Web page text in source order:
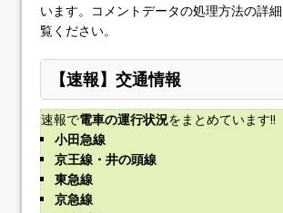
います。 コメントデータの処理方法の詳
覧ください。
【速報】交通情報
速報で電車の運行状況をまとめています!!
小田急線
京王線・井の頭線
東急線
京急線